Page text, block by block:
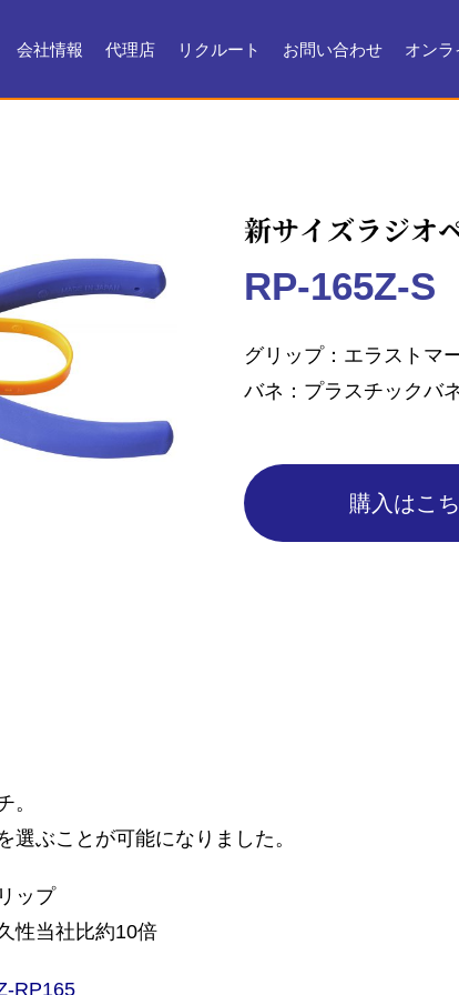
会社情報
代理店 リクルート
お問い合わせ
オン
新サイズラジオ
RP-165Z-S
グリップ
エラストマ
バネ
プラスチックバ
購入はこ
。
選ぶことが可能になりました。
ップ
性当社比約10倍
RP165